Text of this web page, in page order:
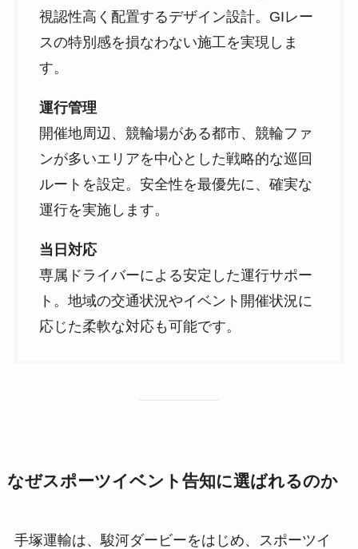
視認性高く配置するデザイン設計。GIレー
スの特別感を損なわない施工を実現しま
す。
運行管理
開催地周辺、競輪場がある都市、競輪ファ
ンが多いエリアを中心とした戦略的な巡回
ルートを設定。安全性を最優先に、確実な
運行を実施します。
当日対応
専属ドライバーによる安定した運行サポー
ト。地域の交通状況やイベント開催状況に
応じた柔軟な対応も可能です。
なぜスポーツイベント告知に選ばれるのか
手塚運輸は、駿河ダービーをはじめ、スポーツイ